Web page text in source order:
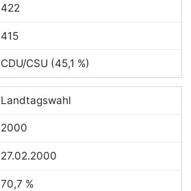
422
415
CDU/CSU (45,1 %)
Landtagswahl
2000
27.02.2000
70,7 %